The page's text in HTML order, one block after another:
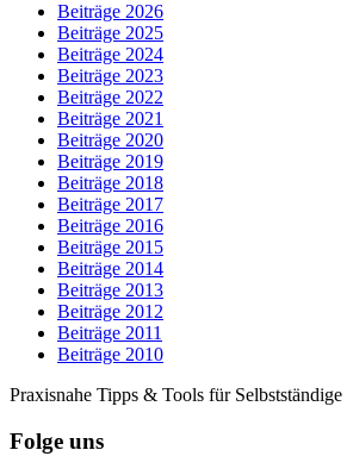
Beiträge 2026
Beiträge 2025
Beiträge 2024
Beiträge 2023
Beiträge 2022
Beiträge 2021
Beiträge 2020
Beiträge 2019
Beiträge 2018
Beiträge 2017
Beiträge 2016
Beiträge 2015
Beiträge 2014
Beiträge 2013
Beiträge 2012
Beiträge 2011
Beiträge 2010
Praxisnahe Tipps & Tools für Selbstständige
Folge uns